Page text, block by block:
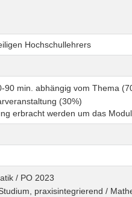
Hochschullehrers
90 min. abhängig vom Thema
(30%)
erbracht werden um das
/ PO 2023
praxisintegrierend /